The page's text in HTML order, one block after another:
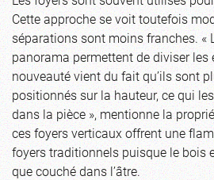
Cette approche se voit toutefois
séparations sont moins franches. «
panorama permettent de diviser les
nouveauté vient du fait qu’ils sont
positionnés sur la hauteur, ce qui
dans la pièce », mentionne la
ces foyers verticaux offrent une
foyers traditionnels puisque le bois
que couché dans l’âtre.